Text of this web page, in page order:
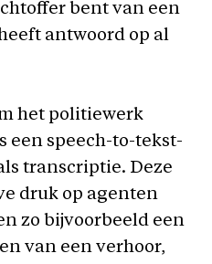
bent van een
antwoord op al
het politiewerk
een speech-to-tekst-
transcriptie. Deze
druk op agenten
zo bijvoorbeeld een
van een verhoor,